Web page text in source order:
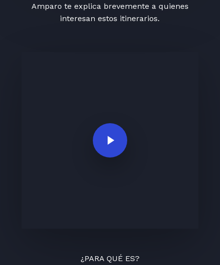
Amparo te explica brevemente a quienes
interesan estos itinerarios.
Play Video
¿PARA QUÉ ES?